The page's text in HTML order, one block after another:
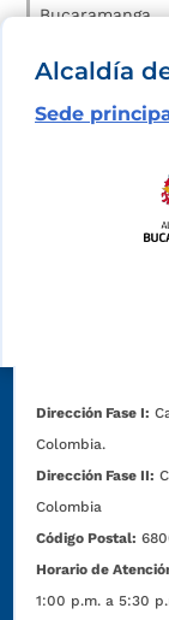
Bucaramanga.
Alcaldía
Sede
Dirección Fase I:
Colombia.
Dirección Fase II:
Colombia
Código Postal:
Horario de
1:00 p.m. a 5:30